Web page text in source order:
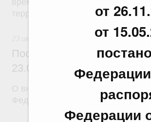
от
от
Федерации
территории другого государства
Постановление
23.07.2026 г. № 928
О внесении изменений в
Федерации от 20 июля 2011 г. №